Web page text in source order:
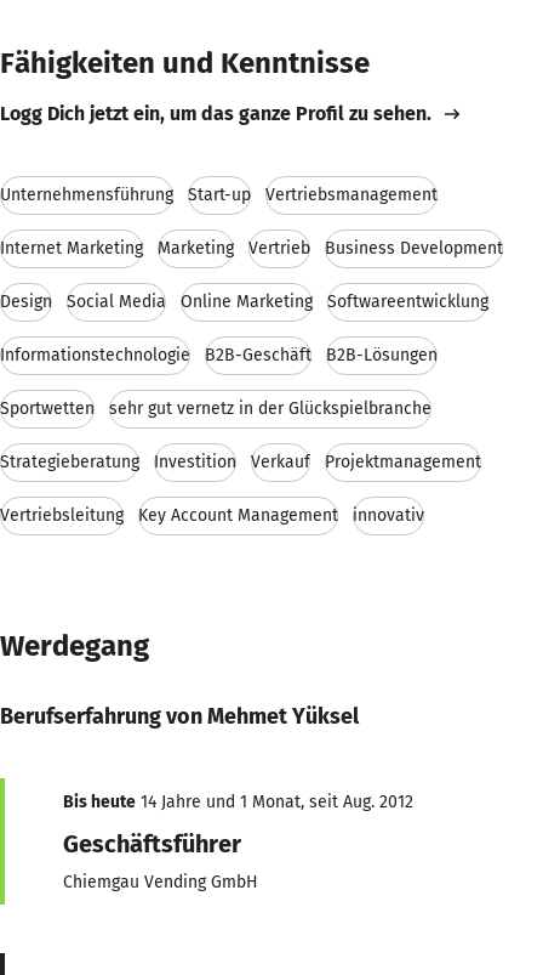
Fähigkeiten und Kenntnisse
Logg Dich jetzt ein, um das ganze Profil zu sehen.
Unternehmensführung Start-up Vertriebsmanagement
Internet Marketing Marketing Vertrieb Business Development
Design Social Media Online Marketing Softwareentwicklung
Informationstechnologie B2B-Geschäft B2B-Lösungen
Sportwetten sehr gut vernetz in der Glückspielbranche
Strategieberatung Investition Verkauf Projektmanagement
Vertriebsleitung Key Account Management innovativ
Werdegang
Berufserfahrung von Mehmet Yüksel
Bis heute 14 Jahre und 1 Monat, seit Aug. 2012
Geschäftsführer
Chiemgau Vending GmbH